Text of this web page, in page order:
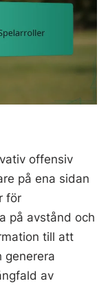
offensiv
på ena sidan
för
på avstånd och
till att
generera
av